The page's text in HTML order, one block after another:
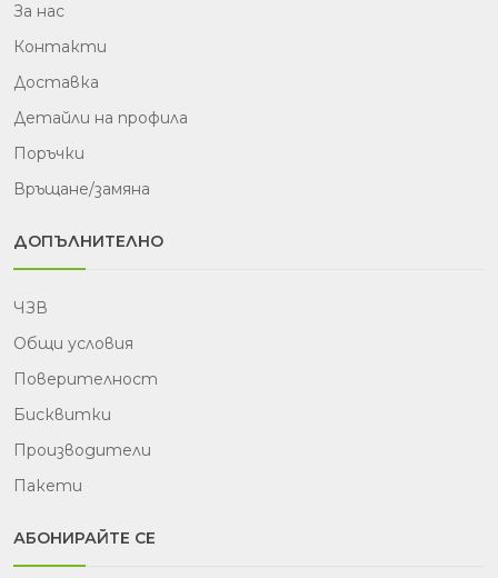
За нас
Контакти
Доставка
Детайли на профила
Поръчки
Връщане/замяна
ДОПЪЛНИТЕЛНО
ЧЗВ
Общи условия
Поверителност
Бисквитки
Производители
Пакети
АБОНИРАЙТЕ СЕ